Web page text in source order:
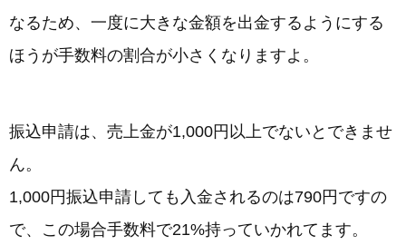
なるため、一度に大きな金額を出金するようにする
ほうが手数料の割合が小さくなりますよ。
振込申請は、売上金が1,000円以上でないとできませ
ん。
1,000円振込申請しても入金されるのは790円ですの
で、この場合手数料で21%持っていかれてます。